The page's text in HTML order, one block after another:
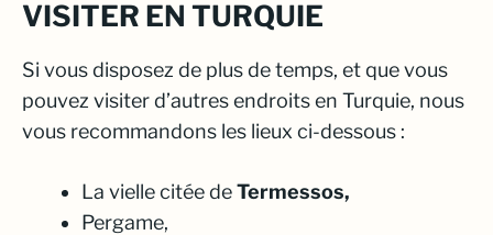
VISITER EN TURQUIE
Si vous disposez de plus de temps, et que vous
pouvez visiter d’autres endroits en Turquie, nous
vous recommandons les lieux ci-dessous :
La vielle citée deTermessos,
Pergame,